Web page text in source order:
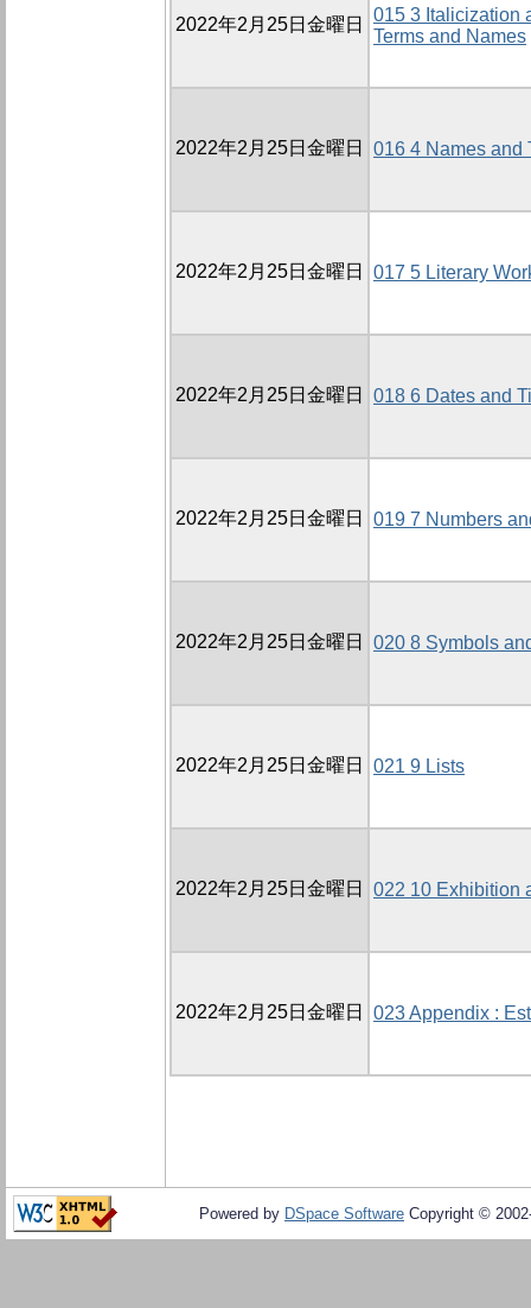
2022年2月25日金曜日
015 3 Italicization
Terms and Names
2022年2月25日金曜日 016 4 Names and
2022年2月25日金曜日 017 5 Literary
2022年2月25日金曜日 018 6 Dates and
2022年2月25日金曜日 019 7 Numbers
2022年2月25日金曜日 020 8 Symbols
2022年2月25日金曜日 021 9 Lists
2022年2月25日金曜日 022 10 Exhibition
2022年2月25日金曜日 023 Appendix :
Powered by DSpace Software Copyright ©